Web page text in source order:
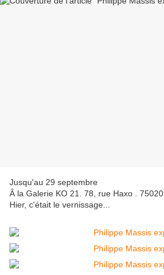
Jusqu'au 29 septembre
Â la Galerie KO 21. 78, rue Haxo . 75020
Hier, c'était le vernissage...